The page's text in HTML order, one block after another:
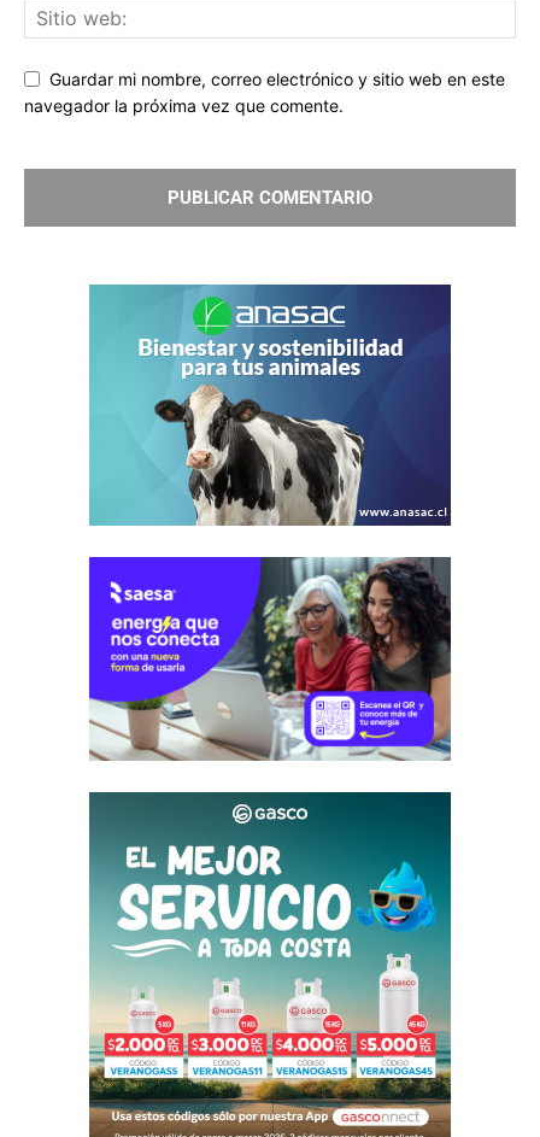
Guardar mi nombre, correo electrónico y sitio web en este
navegador la próxima vez que comente.